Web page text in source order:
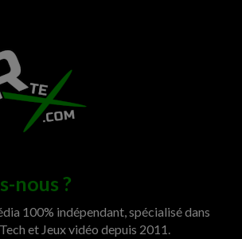
nous ?
100% indépendant, spécialisé dans
et Jeux vidéo depuis 2011.